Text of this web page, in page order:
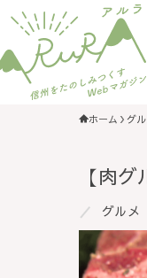
ホーム グ
【肉
グルメ